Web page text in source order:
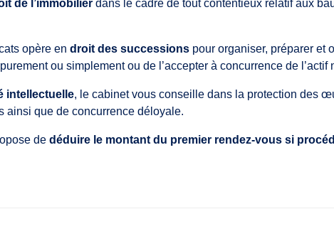
de l’immobilier dans le cadre de tout contentieux relatif aux
opère en droit des successions pour organiser, préparer et
ou simplement ou de l’accepter à concurrence de l’actif
intellectuelle, le cabinet vous conseille dans la protection des
ainsi que de concurrence déloyale.
de déduire le montant du premier rendez-vous si